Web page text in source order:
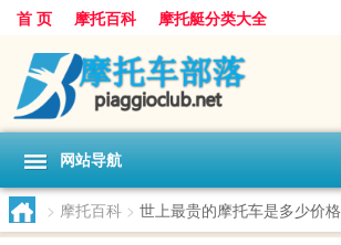
首 页 摩托百科 摩托艇分类大全
网站导航
> 摩托百科 > 世上最贵的摩托车是多少价格